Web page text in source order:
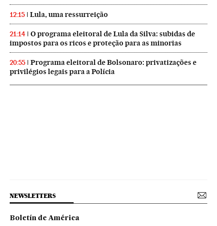
12:15 Lula, uma ressurreição
21:14
O programa eleitoral de Lula da Silva: subidas de
impostos para os ricos e proteção para as minorias
20:55
Programa eleitoral de Bolsonaro: privatizações e
privilégios legais para a Polícia
NEWSLETTERS
Boletín de América